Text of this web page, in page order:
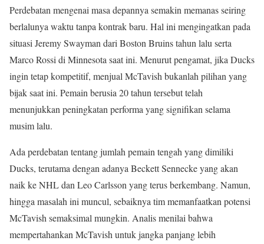
Perdebatan mengenai masa depannya semakin memanas seiring
berlalunya waktu tanpa kontrak baru. Hal ini mengingatkan pada
situasi Jeremy Swayman dari Boston Bruins tahun lalu serta
Marco Rossi di Minnesota saat ini. Menurut pengamat, jika Ducks
ingin tetap kompetitif, menjual McTavish bukanlah pilihan yang
bijak saat ini. Pemain berusia 20 tahun tersebut telah
menunjukkan peningkatan performa yang signifikan selama
musim lalu.
Ada perdebatan tentang jumlah pemain tengah yang dimiliki
Ducks, terutama dengan adanya Beckett Sennecke yang akan
naik ke NHL dan Leo Carlsson yang terus berkembang. Namun,
hingga masalah ini muncul, sebaiknya tim memanfaatkan potensi
McTavish semaksimal mungkin. Analis menilai bahwa
mempertahankan McTavish untuk jangka panjang lebih